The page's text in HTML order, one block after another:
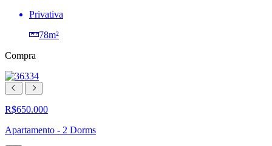
Privativa
78m²
Compra
R$650.000
Apartamento - 2 Dorms